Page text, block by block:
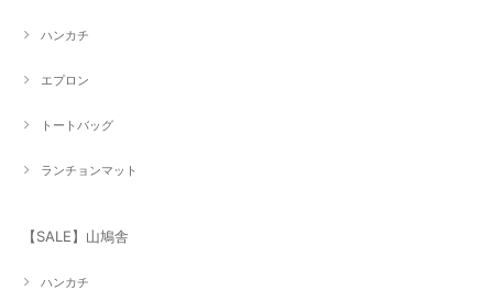
ハンカチ
エプロン
トートバッグ
ランチョンマット
【SALE】山鳩舎
ハンカチ